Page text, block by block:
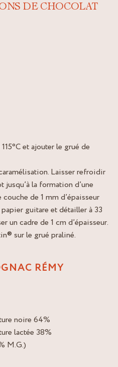
DE CHOCOLAT
et ajouter le grué de
Laisser refroidir
jusqu’à la formation d’une
de 1 mm d’épaisseur
guitare et détailler à 33
un cadre de 1 cm d’épaisseur.
sur le grué praliné.
RÉMY
noire 64%
lactée 38%
M.G.)